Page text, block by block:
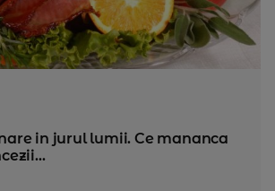
in jurul lumii. Ce mananca